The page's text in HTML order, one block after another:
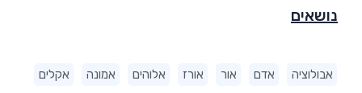
נושאים
אבולוציה אדם אור אורז אלוהים אמונה אקלים